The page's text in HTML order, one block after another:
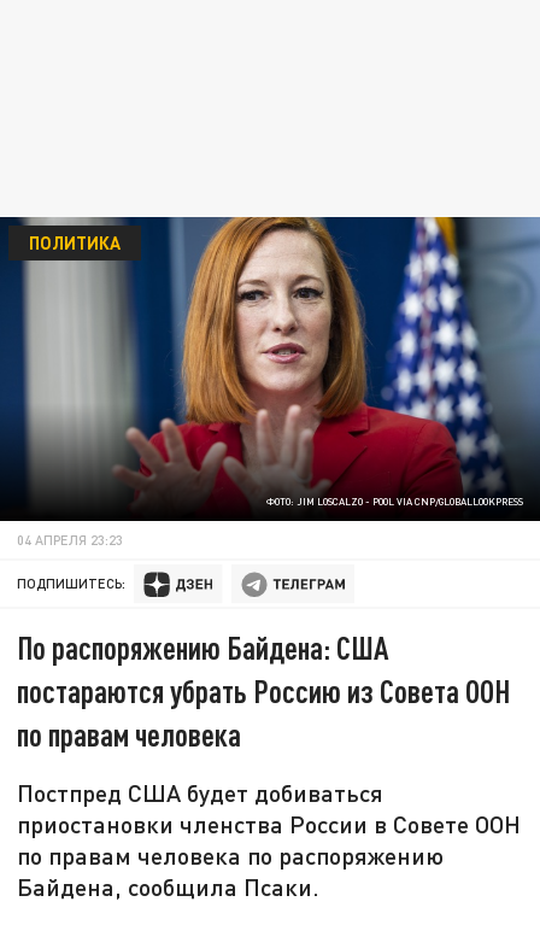
ФОТО: JIM LOSCALZO - POOL VIA CNP/GLOBALLOOKPRESS
ПОЛИТИКА
04 АПРЕЛЯ 23:23
ПОДПИШИТЕСЬ:
По распоряжению Байдена: США
постараются убрать Россию из Совета ООН
по правам человека
Постпред США будет добиваться
приостановки членства России в Совете ООН
по правам человека по распоряжению
Байдена, сообщила Псаки.